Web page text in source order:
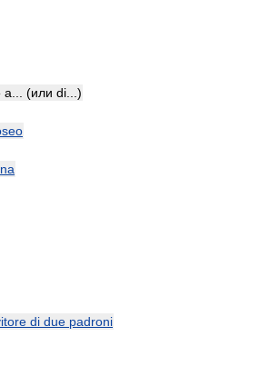
a... (или di...)
di due padroni